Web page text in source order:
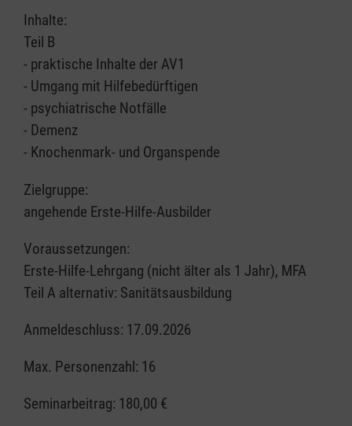
Inhalte:
Teil B
- praktische Inhalte der AV1
- Umgang mit Hilfebedürftigen
- psychiatrische Notfälle
- Demenz
- Knochenmark- und Organspende
Zielgruppe:
angehende Erste-Hilfe-Ausbilder
Voraussetzungen:
Erste-Hilfe-Lehrgang (nicht älter als 1 Jahr), MFA
Teil A alternativ: Sanitätsausbildung
Anmeldeschluss: 17.09.2026
Max. Personenzahl: 16
Seminarbeitrag: 180,00 €